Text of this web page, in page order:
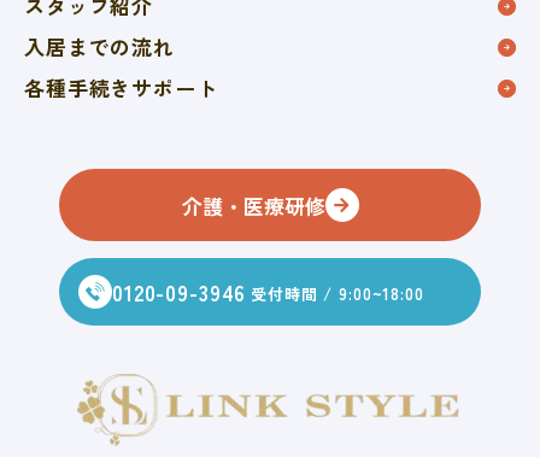
入居までの流れ
各種手続きサポート
0120-09-3946 受付時間 / 9:00~18:00
介護・医療研修